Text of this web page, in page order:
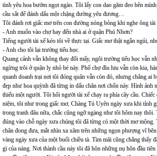
tình yêu hoa bướm ngọt ngào. Tôi lấy con dao găm đeo bên
cầu sắt để đánh dấu một chặng đường yêu đương…
Tôi đánh rơi giấc mơ trên con đường nóng bỏng khi nghe ông tài
- Anh muốn vào chợ hay đến nhà ai ở quận Phú Nhơn?
Tiếng người tài xế kéo tôi về thực tại. Giấc mơ thật ngắn ngủi,
- Anh cho tôi lại trường tiểu học.
Quang cảnh vẫn không thay đổi mấy, ngôi trường tiểu học vẫn
ngừng trôi ở quận lỵ nhỏ bé này. Phố chợ đìu hiu vẫn còn kia,
quanh doanh trại nơi tôi đóng quân vẫn còn đó, nhưng chẳng ai
đẹp như hoa quỳnh đã từng in dấu chân nơi chốn này. Hình ảnh
thiếu một người. Tôi hối người tài xế chạy ra phía cây cầu. Chiếc
niệm, tôi như trong giấc mơ, Chàng Tú Uyên ngày xưa khi tỉnh
trong tranh đâu nữa, chắc cũng ngỡ ngàng như tôi hôm nay
đúng vào chỗ ngày xưa chúng tôi đã từng có một thời mơ
chân đong đưa, mắt nhìn xa xăm trên những ngọn phượng vĩ
vàng ngày xưa của một buổi chiều tà. Tìm mãi cũng chẳng thấy
gì của nàng. Nơi thành cầu này tôi đã hôn những nụ hôn đầu